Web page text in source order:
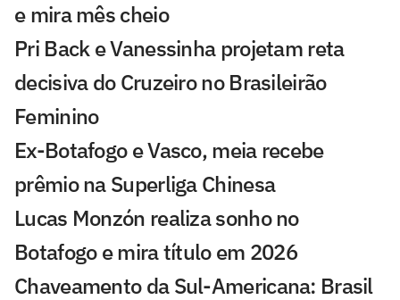
e mira mês cheio
Pri Back e Vanessinha projetam reta
decisiva do Cruzeiro no Brasileirão
Feminino
Ex-Botafogo e Vasco, meia recebe
prêmio na Superliga Chinesa
Lucas Monzón realiza sonho no
Botafogo e mira título em 2026
Chaveamento da Sul-Americana: Brasil